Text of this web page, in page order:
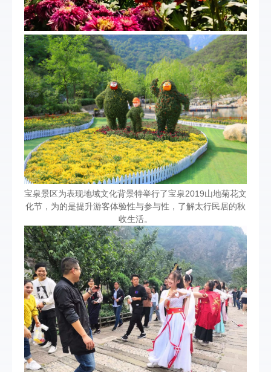
宝泉景区为表现地域文化背景特举行了宝泉2019山地菊花文
化节，为的是提升游客体验性与参与性，了解太行民居的秋
收生活。